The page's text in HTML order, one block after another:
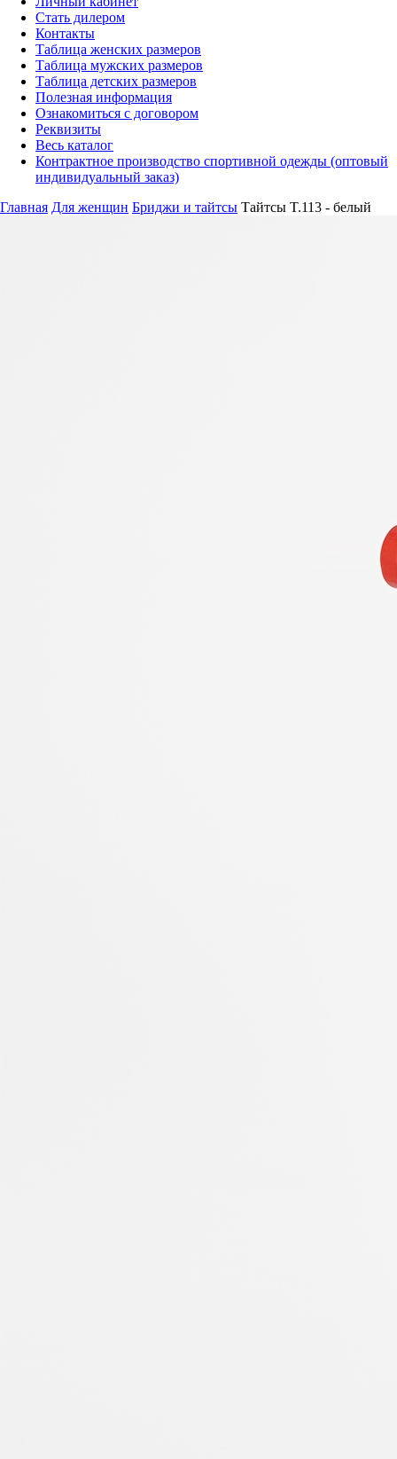
Стать дилером
Контакты
Таблица женских размеров
Таблица мужских размеров
Таблица детских размеров
Полезная информация
Ознакомиться с договором
Реквизиты
Весь каталог
Контрактное производство спортивной одежды (оптовый
индивидуальный заказ)
Главная Для женщин Бриджи и тайтсы Тайтсы T.113 - белый